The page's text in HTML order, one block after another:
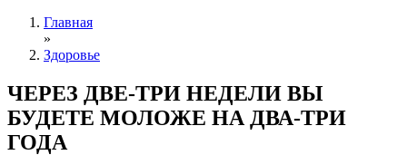
Главная
»
Здоровье
ЧЕРЕЗ ДВЕ-ТРИ НЕДЕЛИ ВЫ
БУДЕТЕ МОЛОЖЕ НА ДВА-ТРИ
ГОДА